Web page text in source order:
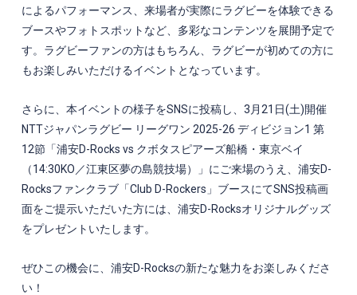
によるパフォーマンス、来場者が実際にラグビーを体験できる
ブースやフォトスポットなど、多彩なコンテンツを展開予定で
す。ラグビーファンの方はもちろん、ラグビーが初めての方に
もお楽しみいただけるイベントとなっています。
さらに、本イベントの様子をSNSに投稿し、3 月21日(土)開催
NTTジャパンラグビー リーグワン 2025-26 ディビジョン1 第
12節「浦安D-Rocks vs クボタスピアーズ船橋・東京ベイ
（14:30KO／江東区夢の島競技場）」 にご来場のうえ、浦安D-
Rocksファンクラブ「Club D-Rockers 」ブースにてSNS投稿画
面をご提示いただいた方には、浦安D-Rocksオリジナルグッズ
をプレゼントいたします。
ぜひこの機会に、浦安D-Rocksの新たな魅力をお楽しみくださ
い！